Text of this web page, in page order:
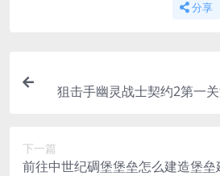
分享
狙击手幽灵战士契约2第一
下一篇
前往中世纪碉堡堡垒怎么建造堡